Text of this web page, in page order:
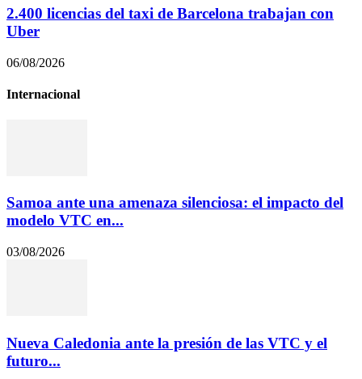
2.400 licencias del taxi de Barcelona trabajan con
Uber
06/08/2026
Internacional
Samoa ante una amenaza silenciosa: el impacto del
modelo VTC en...
03/08/2026
Nueva Caledonia ante la presión de las VTC y el
futuro...